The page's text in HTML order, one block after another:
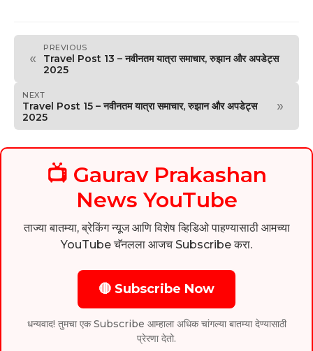
«
PREVIOUS
Travel Post 13 – नवीनतम यात्रा समाचार, रुझान और अपडेट्स
2025
NEXT
Travel Post 15 – नवीनतम यात्रा समाचार, रुझान और अपडेट्स
2025
»
📺 Gaurav Prakashan
News YouTube
ताज्या बातम्या, ब्रेकिंग न्यूज आणि विशेष व्हिडिओ पाहण्यासाठी आमच्या
YouTube चॅनलला आजच Subscribe करा.
🔴 Subscribe Now
धन्यवाद! तुमचा एक Subscribe आम्हाला अधिक चांगल्या बातम्या देण्यासाठी
प्रेरणा देतो.